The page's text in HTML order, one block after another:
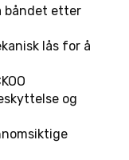
båndet etter
lås for å
og